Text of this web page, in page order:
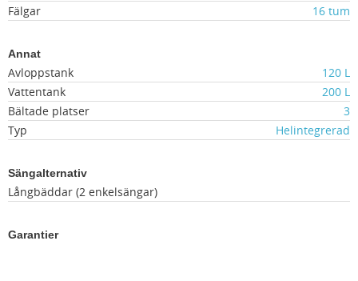
Fälgar
16 tum
Annat
Avloppstank
120 L
Vattentank
200 L
Bältade platser
3
Typ
Helintegrerad
Sängalternativ
Långbäddar (2 enkelsängar)
Garantier